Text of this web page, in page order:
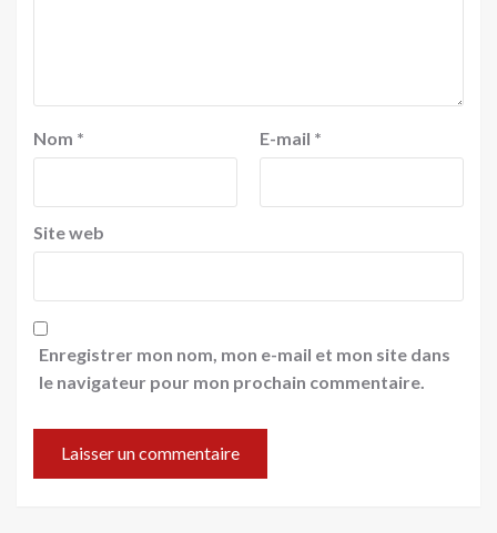
Nom * E-mail *
Site web
Enregistrer mon nom, mon e-mail et mon site dans
le navigateur pour mon prochain commentaire.